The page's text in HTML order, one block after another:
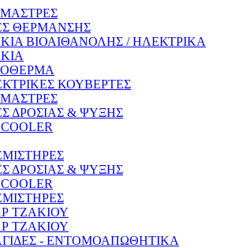
ΘΕΡΜΑΝΣΗΣ
ΒΙΟΑΙΘΑΝΟΛΗΣ / ΗΛΕΚΤΡΙΚΑ
ΚΟΥΒΕΡΤΕΣ
ΔΡΟΣΙΑΣ & ΨΥΞΗΣ
ΔΡΟΣΙΑΣ & ΨΥΞΗΣ
ΤΖΑΚΙΟΥ
ΤΖΑΚΙΟΥ
- ΕΝΤΟΜΟΑΠΩΘΗΤΙΚΑ